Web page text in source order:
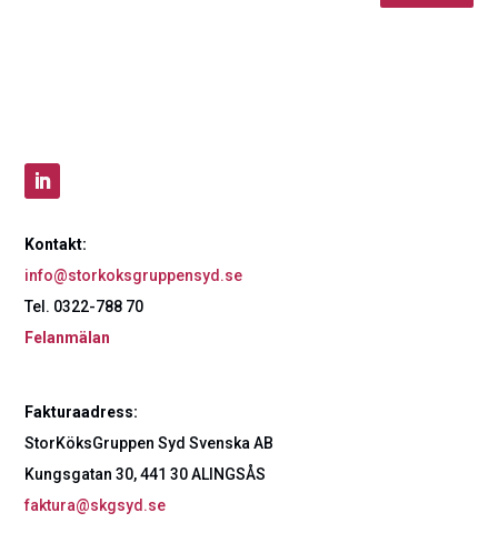
Kontakt:
info@storkoksgruppensyd.se
Tel. 0322-788 70
Felanmälan
Fakturaadress:
StorKöksGruppen Syd Svenska AB
Kungsgatan 30, 441 30 ALINGSÅS
faktura@skgsyd.se